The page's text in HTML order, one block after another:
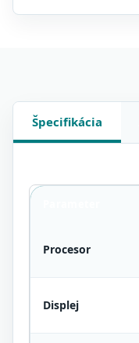
Špecifikácia
Procesor
Displej